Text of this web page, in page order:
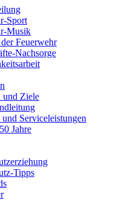
Sport
Musik
Feuerwehr
Nachsorge
und Ziele
Serviceleistungen
Jahre
Tipps